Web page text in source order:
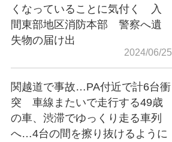
くなっていることに気付く 入
間東部地区消防本部 警察へ遺
失物の届け出
2024/06/25
関越道で事故…PA付近で計6台衝
突 車線またいで走行する49歳
の車、渋滞でゆっくり走る車列
へ…4台の間を擦り抜けるように